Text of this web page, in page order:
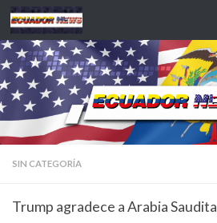
Saltar al contenido
SIN CATEGORÍA
Trump agradece a Arabia Saudita